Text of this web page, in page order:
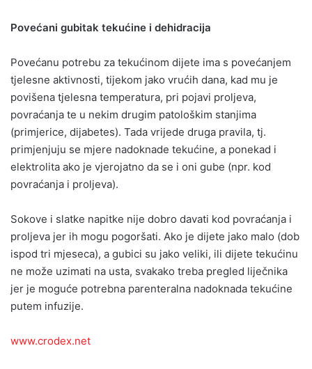
Povećani gubitak tekućine i dehidracija
Povećanu potrebu za tekućinom dijete ima s povećanjem
tjelesne aktivnosti, tijekom jako vrućih dana, kad mu je
povišena tjelesna temperatura, pri pojavi proljeva,
povraćanja te u nekim drugim patološkim stanjima
(primjerice, dijabetes). Tada vrijede druga pravila, tj.
primjenjuju se mjere nadoknade tekućine, a ponekad i
elektrolita ako je vjerojatno da se i oni gube (npr. kod
povraćanja i proljeva).
Sokove i slatke napitke nije dobro davati kod povraćanja i
proljeva jer ih mogu pogoršati. Ako je dijete jako malo (dob
ispod tri mjeseca), a gubici su jako veliki, ili dijete tekućinu
ne može uzimati na usta, svakako treba pregled liječnika
jer je moguće potrebna parenteralna nadoknada tekućine
putem infuzije.
www.crodex.net